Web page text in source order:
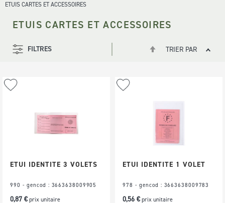
ETUIS CARTES ET ACCESSOIRES
ETUIS CARTES ET ACCESSOIRES
TRIER PAR
Position
Par
ETUI IDENTITE 3 VOLETS
990 - gencod : 3663638009905
0,87 €prix unitaire
Ajouter
ETUI IDENTITE 1 VOLET
978 - gencod : 3663638009783
0,56 €prix unitaire
Ajouter
FILTRES